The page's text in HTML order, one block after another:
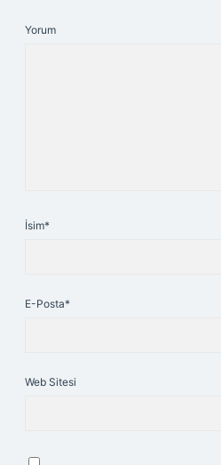
Yorum
İsim*
E-Posta*
Web Sitesi